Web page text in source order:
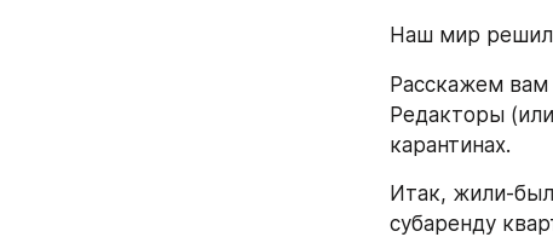
Наш мир решил
Расскажем вам
Редакторы
карантинах.
Итак, жили-
субаренду